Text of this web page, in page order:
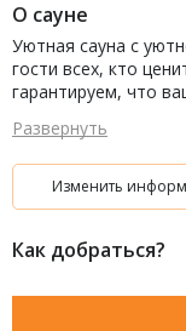
О сауне
Уютная сауна с
гости всех, кто
гарантируем, что
Развернуть
Изменить
Как добраться?